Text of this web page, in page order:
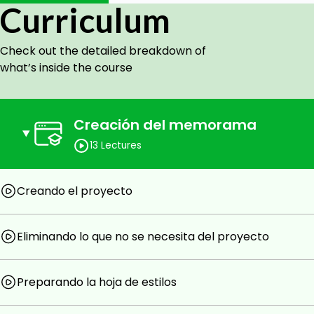
Algunos de los temas que veremos en el curso son:
Uso de CSS para crear interfaces web
Creación de modelos para relacionarlos con
Creación de componentes reutilizables
Uso de eventos para comunicación entre
Creación de elementos HTML dinámicos
Entre otros temas.
Para tener un buen aprovechamiento del curso, se
conceptos básicos de HTML, CSS y c#
¿Qué esperas para aprender Blazor mientras
veo en el curso
Who this course is for:
Desarrolladores C# que deseen crear
C#
Curriculum
Check out the detailed breakdown of
what’s inside the course
Creación del memorama
13 Lectures
Creando el proyecto
Eliminando lo que no se necesita del proyecto
Preparando la hoja de estilos